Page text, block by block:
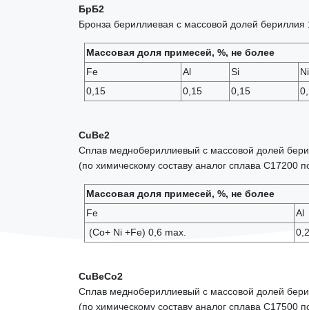
БрБ2
Бронза бериллиевая с массовой долей
Массовая доля примесей, %, не более
Fe
Al Si
Ni
0,15
0,15 0,15
CuBe2
Сплав меднобериллиевый с массовой долей
(по химическому составу аналог сплава
Массовая доля примесей, %, не более
Fe
Al
(Co+ Ni +Fe) 0,6 max.
0,2
CuBeСо2
Сплав меднобериллиевый с массовой долей
(по химическому составу аналог сплава